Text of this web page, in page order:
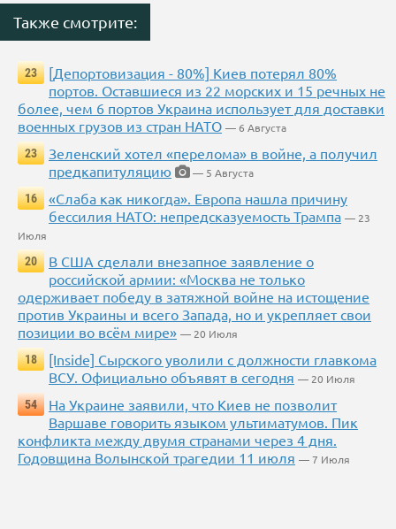
Также смотрите:
23
[Депортовизация - 80%] Киев потерял 80%
портов. Оставшиеся из 22 морских и 15 речных не
более, чем 6 портов Украина использует для доставки
военных грузов из стран НАТО — 6 Августа
23
Зеленский хотел «перелома» в войне, а получил
предкапитуляцию
— 5 Августа
16
«Слаба как никогда». Европа нашла причину
бессилия НАТО: непредсказуемость Трампа — 23
Июля
20
В США сделали внезапное заявление о
российской армии: «Москва не только
одерживает победу в затяжной войне на истощение
против Украины и всего Запада, но и укрепляет свои
позиции во всём мире» — 20 Июля
18
[Inside] Сырского уволили с должности главкома
ВСУ. Официально объявят в сегодня — 20 Июля
54
На Украине заявили, что Киев не позволит
Варшаве говорить языком ультиматумов. Пик
конфликта между двумя странами через 4 дня.
Годовщина Волынской трагедии 11 июля — 7 Июля